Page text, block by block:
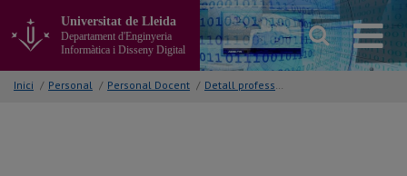
contingut
Universitat de Lleida
Departament d'Enginyeria
Informàtica i Disseny Digital
Inici / Personal / Personal Docent / Detall professor/a